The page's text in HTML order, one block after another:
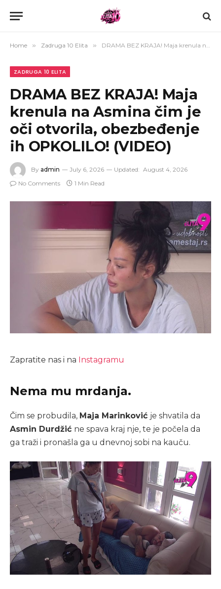
Home » Zadruga 10 Elita » DRAMA BEZ KRAJA! Maja krenula na Asmina čim je oči otvorila, obezbeđenje ih OPKOLILO! (VIDEO)
ZADRUGA 10 ELITA
DRAMA BEZ KRAJA! Maja
krenula na Asmina čim je
oči otvorila, obezbeđenje
ih OPKOLILO! (VIDEO)
By admin July 6, 2026 Updated: August 4, 2026
No Comments
1 Min Read
Zapratite nas i na Instagramu
Nema mu mrdanja.
Čim se probudila, Maja Marinković je shvatila da
Asmin Durdžić ne spava kraj nje, te je počela da
ga traži i pronašla ga u dnevnoj sobi na kauču.